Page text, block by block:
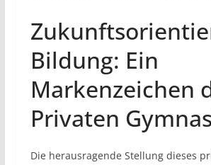
Bildung: Ein
Markenzeichen
Privaten
Die herausragende Stellung dieses